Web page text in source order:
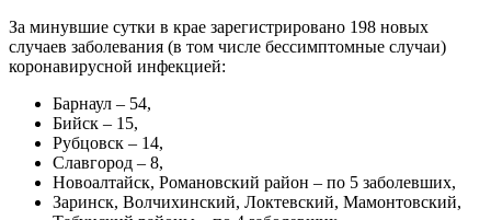
За минувшие сутки в крае зарегистрировано 198 новых
случаев заболевания (в том числе бессимптомные случаи)
коронавирусной инфекцией:
Барнаул – 54,
Бийск – 15,
Рубцовск – 14,
Славгород – 8,
Новоалтайск, Романовский район – по 5 заболевших,
Заринск, Волчихинский, Локтевский, Мамонтовский,